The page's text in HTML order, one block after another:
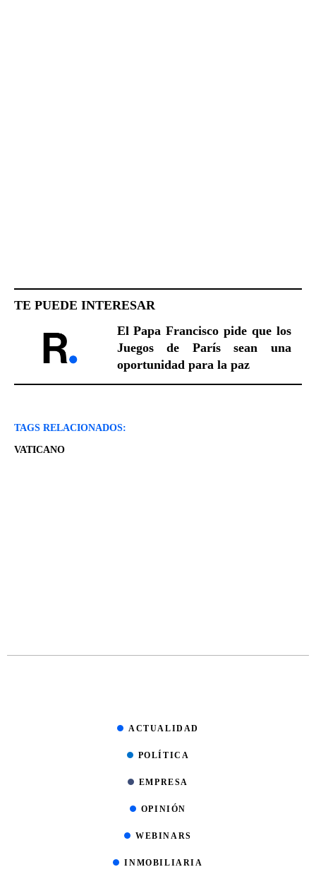
TE PUEDE INTERESAR
El Papa Francisco pide que los
Juegos de París sean una
oportunidad para la paz
TAGS RELACIONADOS:
VATICANO
ACTUALIDAD
POLÍTICA
EMPRESA
OPINIÓN
WEBINARS
INMOBILIARIA